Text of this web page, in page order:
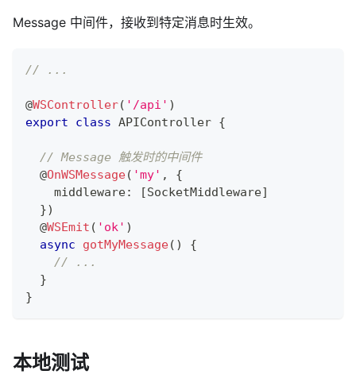
Message 中间件，接收到特定消息时生效。
// ...
@WSController( '/api' )
export
class APIController {
// Message 触发时的中间件
@OnWSMessage( 'my' ,
{
    middleware
: [SocketMiddleware]
})
@WSEmit ( 'ok' )
async
gotMyMessage( )
{
// ...
}
}
本地测试